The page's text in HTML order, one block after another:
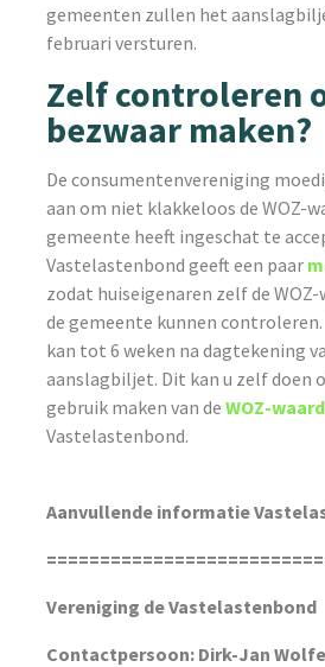
gemeenten zullen het
februari versturen.
Zelf controleren
bezwaar maken?
De consumentenvereniging
aan om niet klakkeloos de WOZ-
gemeente heeft ingeschat te
Vastelastenbond geeft een paar
zodat huiseigenaren zelf de
de gemeente kunnen
kan tot 6 weken na dagtekening
aanslagbiljet. Dit kan u zelf doen
gebruik maken van deWOZ-
Vastelastenbond.
Aanvullende informatie
Vereniging de Vastelastenbond
Contactpersoon: Dirk-Jan